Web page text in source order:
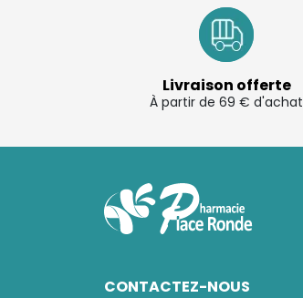
Livraison offerte
À partir de 69 € d'achat
CONTACTEZ-NOUS